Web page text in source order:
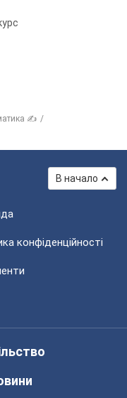
✍
В начало
конфіденційності